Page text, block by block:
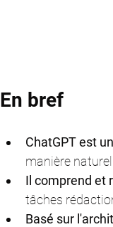
En bref
ChatGPT est
manière
Il comprend et
tâches
Basé sur